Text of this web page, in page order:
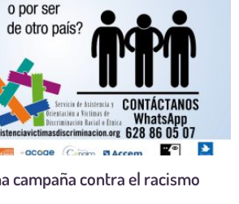
campaña contra el racismo